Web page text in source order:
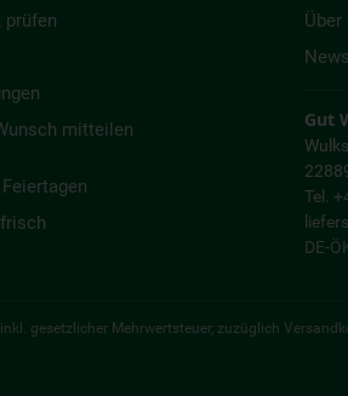
prüfen
mitteilen
Über
Gut
Tel.
DE-
gesetzlicher Mehrwertsteuer, zuzüglich